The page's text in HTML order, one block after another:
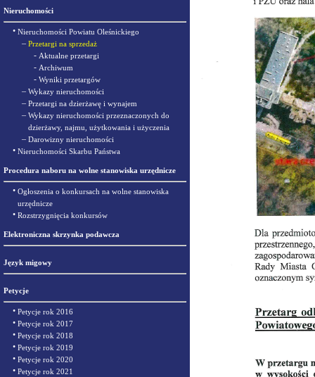
Nieruchomości
• Nieruchomości Powiatu Oleśnickiego
– Przetargi na sprzedaż
- Aktualne przetargi
- Archiwum
- Wyniki przetargów
– Wykazy nieruchomości
– Przetargi na dzierżawę i wynajem
– Wykazy nieruchomości przeznaczonych do
dzierżawy, najmu, użytkowania i użyczenia
– Darowizny nieruchomości
• Nieruchomości Skarbu Państwa
Procedura naboru na wolne stanowiska urzędnicze
• Ogłoszenia o konkursach na wolne stanowiska
urzędnicze
• Rozstrzygnięcia konkursów
Elektroniczna skrzynka podawcza
Język migowy
Petycje
• Petycje rok 2016
• Petycje rok 2017
• Petycje rok 2018
• Petycje rok 2019
• Petycje rok 2020
• Petycje rok 2021